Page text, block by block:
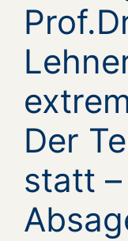
Der
statt